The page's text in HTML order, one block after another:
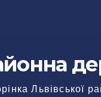
Львівської